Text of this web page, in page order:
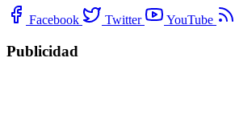
Facebook Twitter YouTube
Publicidad